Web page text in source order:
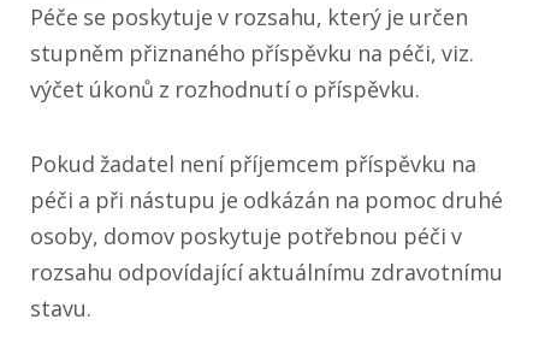
Péče se poskytuje v rozsahu, který je určen
stupněm přiznaného příspěvku na péči, viz.
výčet úkonů z rozhodnutí o příspěvku.
Pokud žadatel není příjemcem příspěvku na
péči a při nástupu je odkázán na pomoc druhé
osoby, domov poskytuje potřebnou péči v
rozsahu odpovídající aktuálnímu zdravotnímu
stavu.